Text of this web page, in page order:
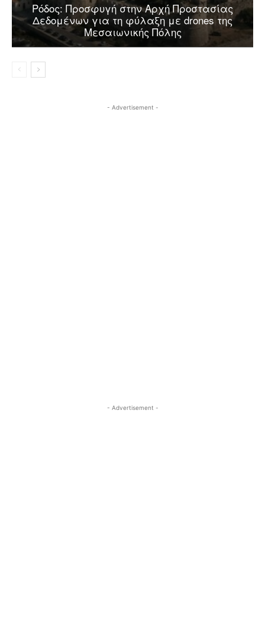
Ρόδος: Προσφυγή στην Αρχή Προστασίας
Δεδομένων για τη φύλαξη με drones της
Μεσαιωνικής Πόλης
- Advertisement -
- Advertisement -